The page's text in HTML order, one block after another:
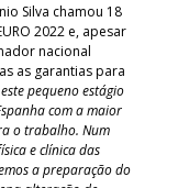
Silva chamou 18
2022 e, apesar
nacional
as garantias para
pequeno estágio
com a maior
o trabalho. Num
e clínica das
a preparação do